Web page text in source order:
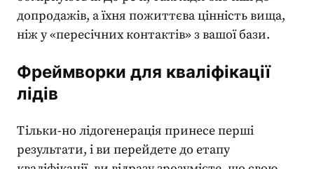
допродажів, а їхня пожиттєва цінність вища,
ніж у «пересічних контактів» з вашої бази.
Фреймворки для кваліфікації
лідів
Тільки-но лідогенерація принесе перші
результати, і ви перейдете до етапу